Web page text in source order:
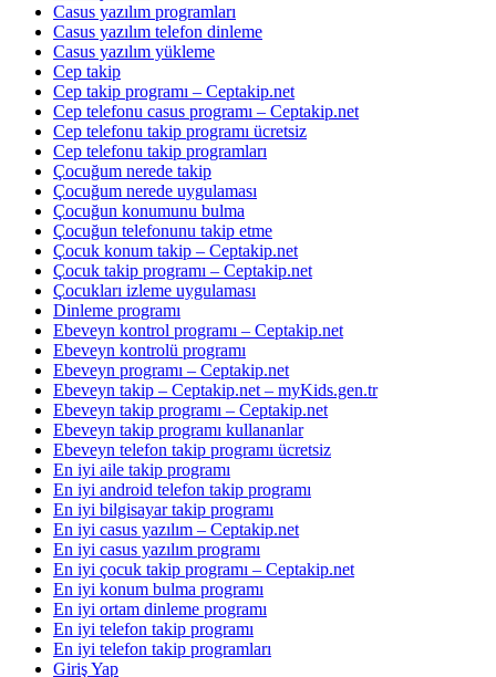
Casus yazılım programları
Casus yazılım telefon dinleme
Casus yazılım yükleme
Cep takip
Cep takip programı – Ceptakip.net
Cep telefonu casus programı – Ceptakip.net
Cep telefonu takip programı ücretsiz
Cep telefonu takip programları
Çocuğum nerede takip
Çocuğum nerede uygulaması
Çocuğun konumunu bulma
Çocuğun telefonunu takip etme
Çocuk konum takip – Ceptakip.net
Çocuk takip programı – Ceptakip.net
Çocukları izleme uygulaması
Dinleme programı
Ebeveyn kontrol programı – Ceptakip.net
Ebeveyn kontrolü programı
Ebeveyn programı – Ceptakip.net
Ebeveyn takip – Ceptakip.net – myKids.gen.tr
Ebeveyn takip programı – Ceptakip.net
Ebeveyn takip programı kullananlar
Ebeveyn telefon takip programı ücretsiz
En iyi aile takip programı
En iyi android telefon takip programı
En iyi bilgisayar takip programı
En iyi casus yazılım – Ceptakip.net
En iyi casus yazılım programı
En iyi çocuk takip programı – Ceptakip.net
En iyi konum bulma programı
En iyi ortam dinleme programı
En iyi telefon takip programı
En iyi telefon takip programları
Giriş Yap